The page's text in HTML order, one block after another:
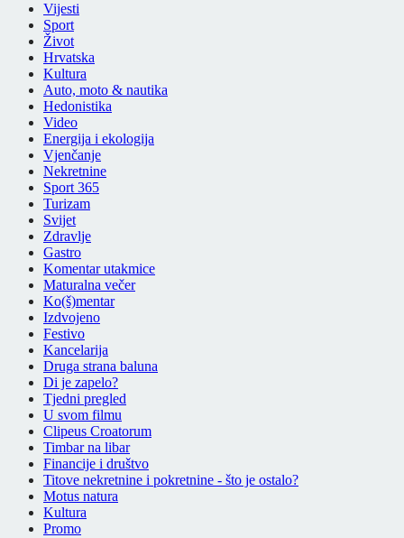
Vijesti
Sport
Život
Hrvatska
Kultura
Auto, moto & nautika
Hedonistika
Video
Energija i ekologija
Vjenčanje
Nekretnine
Sport 365
Turizam
Svijet
Zdravlje
Gastro
Komentar utakmice
Maturalna večer
Ko(š)mentar
Izdvojeno
Festivo
Kancelarija
Druga strana baluna
Di je zapelo?
Tjedni pregled
U svom filmu
Clipeus Croatorum
Timbar na libar
Financije i društvo
Titove nekretnine i pokretnine - što je ostalo?
Motus natura
Kultura
Promo